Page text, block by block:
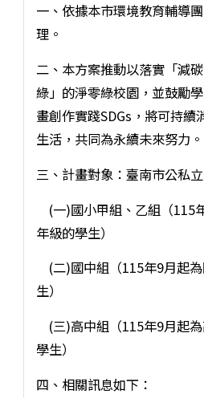
一、依據本市環境教育輔導
理。
二、本方案推動以落實「減
綠」的淨零綠校園，並鼓勵
畫創作實踐SDGs，將可持續
生活，共同為永續未來努力。
三、計畫對象：臺南市公私
(一)國小甲組、乙組（115
年級的學生）
(二)國中組（115年9月起
生）
(三)高中組（115年9月起
學生）
四、相關訊息如下：